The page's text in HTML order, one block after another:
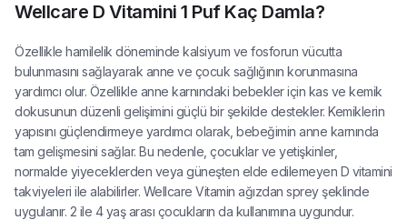
Wellcare D Vitamini 1 Puf Kaç Damla?
Özellikle hamilelik döneminde kalsiyum ve fosforun vücutta
bulunmasını sağlayarak anne ve çocuk sağlığının korunmasına
yardımcı olur. Özellikle anne karnındaki bebekler için kas ve kemik
dokusunun düzenli gelişimini güçlü bir şekilde destekler. Kemiklerin
yapısını güçlendirmeye yardımcı olarak, bebeğimin anne karnında
tam gelişmesini sağlar. Bu nedenle, çocuklar ve yetişkinler,
normalde yiyeceklerden veya güneşten elde edilemeyen D vitamini
takviyeleri ile alabilirler. Wellcare Vitamin ağızdan sprey şeklinde
uygulanır. 2 ile 4 yaş arası çocukların da kullanımına uygundur.